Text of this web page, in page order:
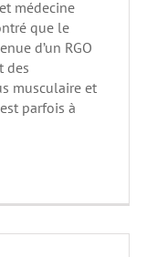
médecine
que le
d’un RGO
des
musculaire et
parfois à